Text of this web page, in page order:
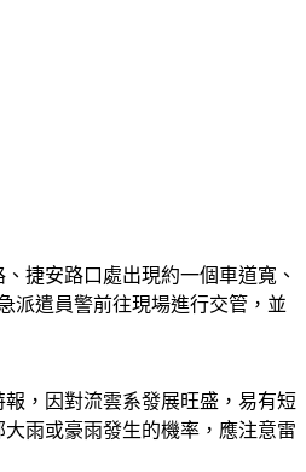
捷安路口處出現約一個車道寬、
派遣員警前往現場進行交管，並
，因對流雲系發展旺盛，易有短
雨或豪雨發生的機率，應注意雷